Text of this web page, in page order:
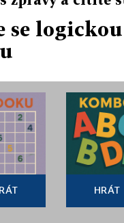
se logickou
HRÁT